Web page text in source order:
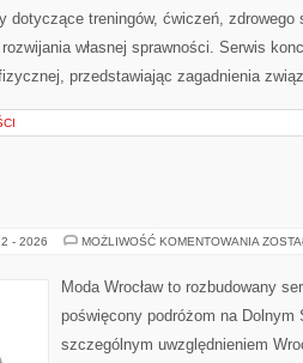
dotyczące treningów, ćwiczeń, zdrowego
własnej sprawności. Serwis
przedstawiając zagadnienia
- 2026 MOŻLIWOŚĆ KOMENTOWANIA
Moda Wrocław to rozbudowany
poświęcony podróżom na Dolnym
szczególnym uwzględnieniem